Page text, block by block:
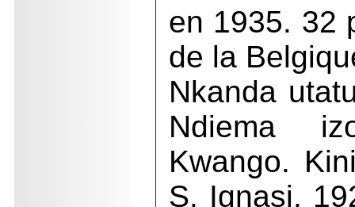
en 1935. 32
de la
Nkanda
Ndiema
Kwango.
S. Ignasi.